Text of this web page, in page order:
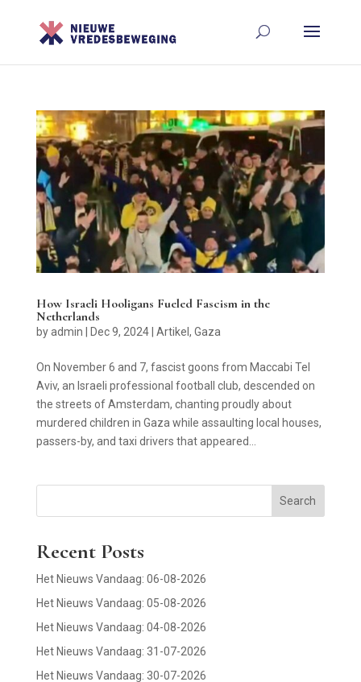
How Israeli Hooligans Fueled Fascism in the
Netherlands
byadmin | Dec 9, 2024| Artikel, Gaza
On November 6 and 7, fascist goons from Maccabi Tel
Aviv, an Israeli professional football club, descended on
the streets of Amsterdam, chanting proudly about
murdered children in Gaza while assaulting local houses,
passers-by, and taxi drivers that appeared...
Search
Recent Posts
Het Nieuws Vandaag: 06-08-2026
Het Nieuws Vandaag: 05-08-2026
Het Nieuws Vandaag: 04-08-2026
Het Nieuws Vandaag: 31-07-2026
Het Nieuws Vandaag: 30-07-2026